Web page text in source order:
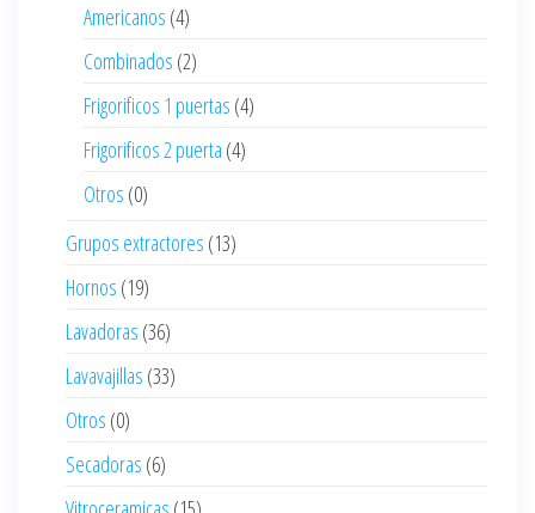
Americanos (4)
Combinados (2)
Frigorificos 1 puertas (4)
Frigorificos 2 puerta (4)
Otros (0)
Grupos extractores (13)
Hornos (19)
Lavadoras (36)
Lavavajillas (33)
Otros (0)
Secadoras (6)